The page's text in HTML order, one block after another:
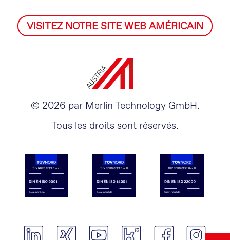
VISITEZ NOTRE SITE WEB AMÉRICAIN
© 2026 par Merlin Technology GmbH.
Tous les droits sont réservés.